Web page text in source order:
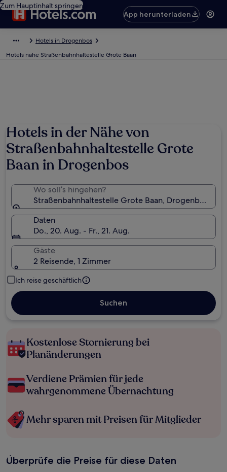
Zum Hauptinhalt springen
App herunterladen
Hotels in Drogenbos
Hotels nahe Straßenbahnhaltestelle Grote Baan
Hotels in der Nähe von
Straßenbahnhaltestelle Grote
Baan in Drogenbos
Wo soll’s hingehen?
Straßenbahnhaltestelle Grote Baan, Drogenbos,
Daten
Do., 20. Aug. - Fr., 21. Aug.
Gäste
2 Reisende, 1 Zimmer
Ich reise geschäftlich
Suchen
Kostenlose Stornierung bei
Planänderungen
Verdiene Prämien für jede
wahrgenommene Übernachtung
Mehr sparen mit Preisen für Mitglieder
Überprüfe die Preise für diese Daten